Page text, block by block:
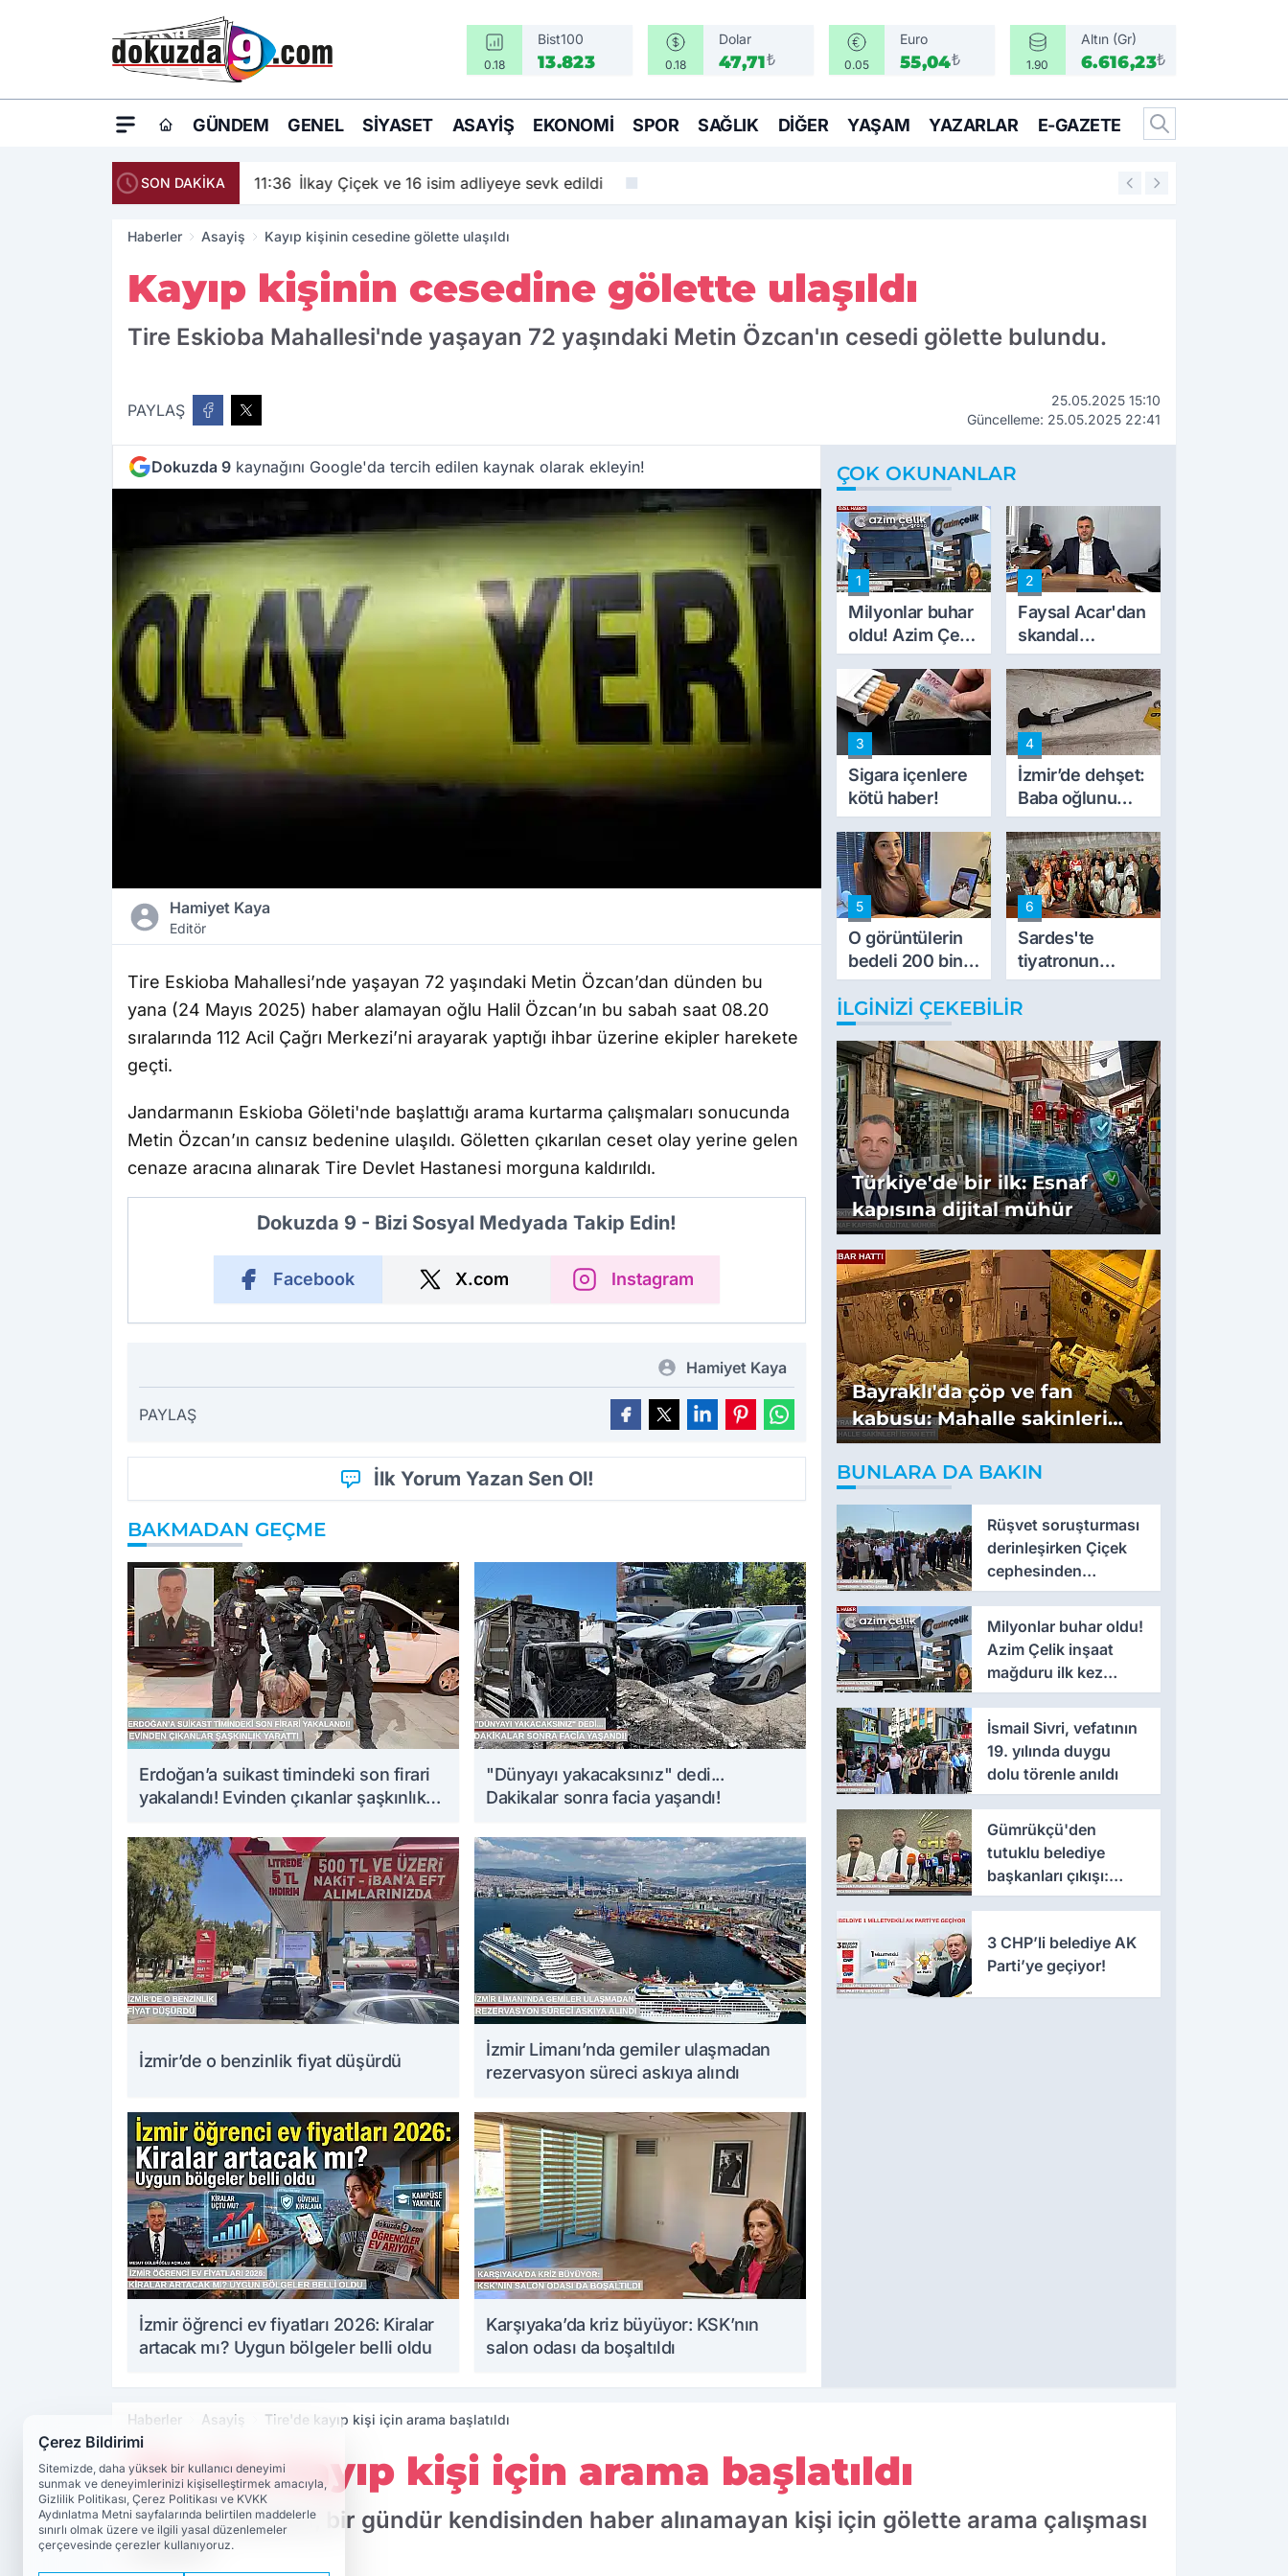
0.18
Bist100
13.823 0.18
Dolar
47,71₺ 0.05
Euro
55,04₺ 1.90
Altın (Gr)
6.616,23₺
GÜNDEM GENEL SIYASET ASAYIŞ EKONOMI SPOR SAĞLIK DIĞER YAŞAM YAZARLAR E-GAZETE
SON DAKİKA 11:36 İlkay Çiçek ve 16 isim adliyeye sevk edildi 11:26
Haberler Asayiş Kayıp kişinin cesedine gölette ulaşıldı
Kayıp kişinin cesedine gölette ulaşıldı
Tire Eskioba Mahallesi'nde yaşayan 72 yaşındaki Metin Özcan'ın cesedi gölette bulundu.
PAYLAŞ
25.05.2025 15:10
Güncelleme: 25.05.2025 22:41
Dokuzda 9 kaynağını Google'da tercih edilen kaynak olarak ekleyin!
Hamiyet Kaya
Editör
Tire Eskioba Mahallesi’nde yaşayan 72 yaşındaki Metin Özcan’dan dünden bu
yana (24 Mayıs 2025) haber alamayan oğlu Halil Özcan’ın bu sabah saat 08.20
sıralarında 112 Acil Çağrı Merkezi’ni arayarak yaptığı ihbar üzerine ekipler harekete
geçti.
Jandarmanın Eskioba Göleti'nde başlattığı arama kurtarma çalışmaları sonucunda
Metin Özcan’ın cansız bedenine ulaşıldı. Göletten çıkarılan ceset olay yerine gelen
cenaze aracına alınarak Tire Devlet Hastanesi morguna kaldırıldı.
Dokuzda 9 - Bizi Sosyal Medyada Takip Edin!
Facebook X.com Instagram
Hamiyet Kaya
PAYLAŞ
İlk Yorum Yazan Sen Ol!
BAKMADAN GEÇME
Erdoğan’a suikast timindeki son firari
yakalandı! Evinden çıkanlar şaşkınlık
"Dünyayı yakacaksınız" dedi...
Dakikalar sonra facia yaşandı!
İzmir’de o benzinlik fiyat düşürdü
İzmir Limanı’nda gemiler ulaşmadan
rezervasyon süreci askıya alındı
İzmir öğrenci ev fiyatları 2026: Kiralar
artacak mı? Uygun bölgeler belli oldu
Karşıyaka’da kriz büyüyor: KSK’nın
salon odası da boşaltıldı
ÇOK OKUNANLAR
1
Milyonlar buhar
oldu! Azim Çelik
inşaat mağduru
ilk kez konuştu
2
Faysal Acar'dan
skandal
açıklamalar:
'Haluk Levent
peynircilerimizi
de kıskaca aldı,
müdahale ettik'
3
Sigara içenlere
kötü haber!
4
İzmir’de dehşet:
Baba oğlunu
vurdu
5
O görüntülerin
bedeli 200 bin
TL
6
Sardes'te
tiyatronun
imece ruhu
binlerce yıllık
İLGINIZI ÇEKEBILIR
Türkiye'de bir ilk: Esnaf
kapısına dijital mühür
Bayraklı'da çöp ve fan
kabusu: Mahalle sakinleri
isyan etti
BUNLARA DA BAKIN
Rüşvet soruşturması
derinleşirken Çiçek
cephesinden
'montaj' savunması
Milyonlar buhar oldu!
Azim Çelik inşaat
mağduru ilk kez
konuştu
İsmail Sivri, vefatının
19. yılında duygu
dolu törenle anıldı
Gümrükçü'den
tutuklu belediye
başkanları çıkışı:
'Yıllarca iddianame
3 CHP’li belediye AK
Parti’ye geçiyor!
Haberler Asayiş Tire'de kayıp kişi için arama başlatıldı
Tire'de kayıp kişi için arama başlatıldı
Tire'de jandarma, bir gündür kendisinden haber alınamayan kişi için gölette arama çalışması
başlattı
Çerez Bildirimi
Sitemizde, daha yüksek bir kullanıcı deneyimi
sunmak ve deneyimlerinizi kişiselleştirmek amacıyla,
Gizlilik Politikası, Çerez Politikası ve KVKK
Aydınlatma Metni sayfalarında belirtilen maddelerle
sınırlı olmak üzere ve ilgili yasal düzenlemeler
çerçevesinde çerezler kullanıyoruz.